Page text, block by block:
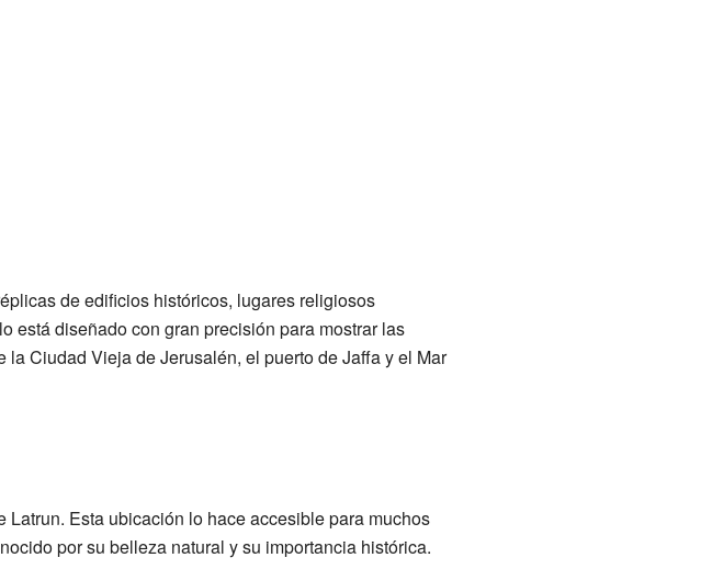
de edificios históricos, lugares religiosos
está diseñado con gran precisión para mostrar las
Ciudad Vieja de Jerusalén, el puerto de Jaffa y el Mar
Esta ubicación lo hace accesible para muchos
por su belleza natural y su importancia histórica.